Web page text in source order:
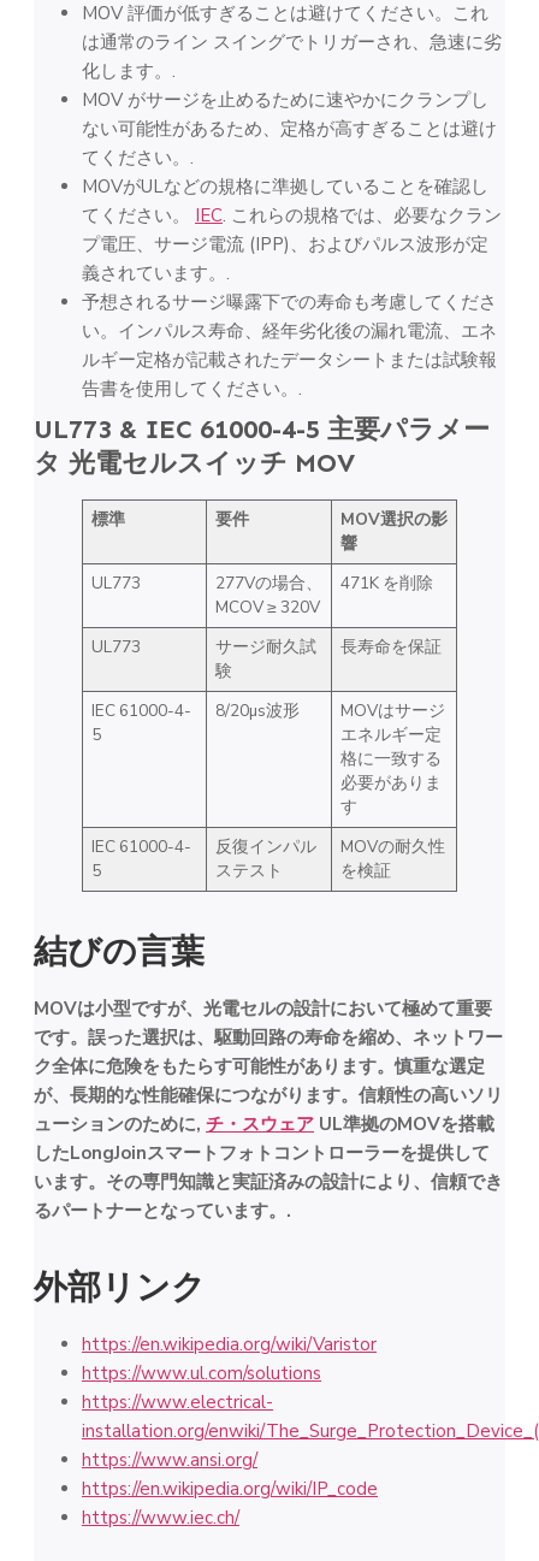
MOV 評価が低すぎることは避けてください。これ
は通常のライン スイングでトリガーされ、急速に劣
化します。.
MOV がサージを止めるために速やかにクランプし
ない可能性があるため、定格が高すぎることは避け
てください。.
MOVがULなどの規格に準拠していることを確認し
てください。 IEC. これらの規格では、必要なクラン
プ電圧、サージ電流 (IPP)、およびパルス波形が定
義されています。.
予想されるサージ曝露下での寿命も考慮してくださ
い。インパルス寿命、経年劣化後の漏れ電流、エネ
ルギー定格が記載されたデータシートまたは試験報
告書を使用してください。.
UL773 & IEC 61000-4-5 主要パラメー
タ 光電セルスイッチ MOV
標準 要件
MOV選択の影
響
UL773
277Vの場合、
MCOV ≥ 320V
471K を削除
UL773
サージ耐久試
験
長寿命を保証
IEC 61000-4-
5
8/20µs波形
MOVはサージ
エネルギー定
格に一致する
必要がありま
す
IEC 61000-4-
5
反復インパル
ステスト
MOVの耐久性
を検証
結びの言葉
MOVは小型ですが、光電セルの設計において極めて重要
です。誤った選択は、駆動回路の寿命を縮め、ネットワー
ク全体に危険をもたらす可能性があります。慎重な選定
が、長期的な性能確保につながります。信頼性の高いソリ
ューションのために, チ・スウェア UL準拠のMOVを搭載
したLongJoinスマートフォトコントローラーを提供して
います。その専門知識と実証済みの設計により、信頼でき
るパートナーとなっています。.
外部リンク
https://en.wikipedia.org/wiki/Varistor
https://www.ul.com/solutions
https://www.electrical-
installation.org/enwiki/
https://www.ansi.org/
https://en.wikipedia.org/wiki/IP_code
https://www.iec.ch/